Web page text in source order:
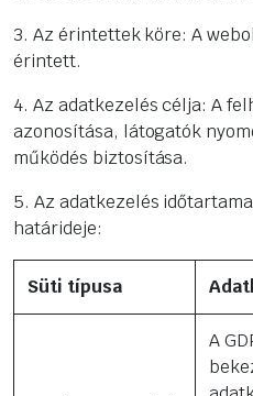
3. Az érintettek köre: A
érintett.
4. Az adatkezelés célja: A
azonosítása, látogatók
működés biztosítása.
5. Az adatkezelés
határideje:
Süti típusa
A